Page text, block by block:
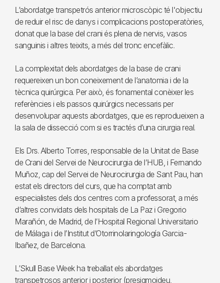
L’abordatge transpetrós anterior microscòpic té l'objectiu
de reduir el risc de danys i complicacions postoperatòries,
donat que la base del crani és plena de nervis, vasos
sanguinis i altres teixits, a més del tronc encefàlic.
La complexitat dels abordatges de la base de crani
requereixen un bon coneixement de l’anatomia i de la
tècnica quirúrgica. Per això, és fonamental conèixer les
referències i els passos quirúrgics necessaris per
desenvolupar aquests abordatges, que es reprodueixen a
la sala de dissecció com si es tractés d’una cirurgia real.
Els Drs. Alberto Torres, responsable de la Unitat de Base
de Crani del Servei de Neurocirurgia de l’HUB, i Fernando
Muñoz, cap del Servei de Neurocirurgia de Sant Pau, han
estat els directors del curs, que ha comptat amb
especialistes dels dos centres com a professorat, a més
d’altres convidats dels hospitals de La Paz i Gregorio
Marañón, de Madrid, de l’Hospital Regional Universitario
de Málaga i de l’Institut d’Otorrinolaringología Garcia-
Ibañez, de Barcelona.
L’Skull Base Week ha treballat els abordatges
transpetrosos anterior i posterior (presigmoideu,